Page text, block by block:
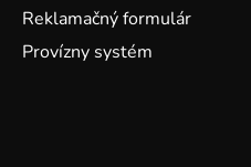
Reklamačný formulár
Provízny systém